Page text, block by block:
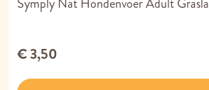
Symply Nat Hondenvoer Adult
€ 3,50